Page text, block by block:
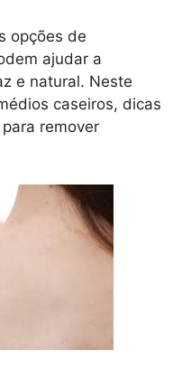
opções de
ajudar a
e natural. Neste
caseiros, dicas
remover